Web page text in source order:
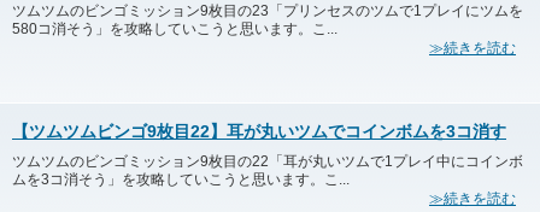
ツムツムのビンゴミッション9枚目の23「プリンセスのツムで1プレイにツムを
580コ消そう」を攻略していこうと思います。こ...
≫続きを読む
【ツムツムビンゴ9枚目22】耳が丸いツムでコインボムを3コ消す
ツムツムのビンゴミッション9枚目の22「耳が丸いツムで1プレイ中にコインボ
ムを3コ消そう」を攻略していこうと思います。こ...
≫続きを読む